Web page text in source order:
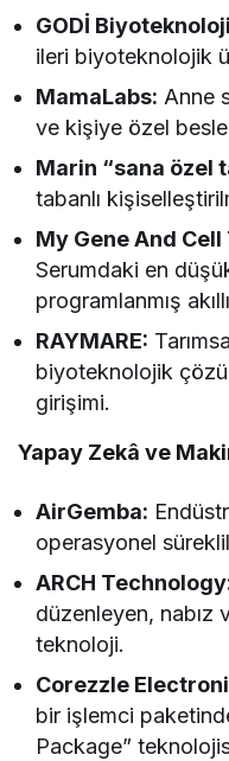
GODİ
ileri biyoteknolojik
MamaLabs: Anne
ve kişiye özel
Marin “sana özel
tabanlı
My Gene And
Serumdaki en
programlanmış
RAYMARE:
biyoteknolojik
girişimi.
Yapay Zekâ ve
AirGemba:
operasyonel
ARCH
düzenleyen, nabız
teknoloji.
Corezzle
bir işlemci
Package”